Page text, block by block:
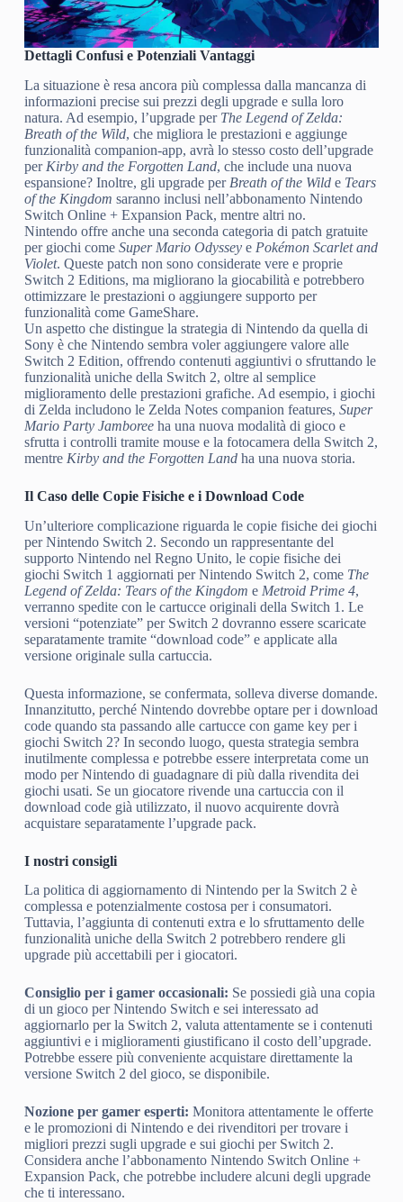
Dettagli Confusi e Potenziali Vantaggi
La situazione è resa ancora più complessa dalla mancanza di
informazioni precise sui prezzi degli upgrade e sulla loro
natura. Ad esempio, l’upgrade per The Legend of Zelda:
Breath of the Wild, che migliora le prestazioni e aggiunge
funzionalità companion-app, avrà lo stesso costo dell’upgrade
per Kirby and the Forgotten Land, che include una nuova
espansione? Inoltre, gli upgrade per Breath of the Wilde Tears
of the Kingdom saranno inclusi nell’abbonamento Nintendo
Switch Online + Expansion Pack, mentre altri no.
Nintendo offre anche una seconda categoria di patch gratuite
per giochi come Super Mario Odysseye Pokémon Scarlet and
Violet. Queste patch non sono considerate vere e proprie
Switch 2 Editions, ma migliorano la giocabilità e potrebbero
ottimizzare le prestazioni o aggiungere supporto per
funzionalità come GameShare.
Un aspetto che distingue la strategia di Nintendo da quella di
Sony è che Nintendo sembra voler aggiungere valore alle
Switch 2 Edition, offrendo contenuti aggiuntivi o sfruttando le
funzionalità uniche della Switch 2, oltre al semplice
miglioramento delle prestazioni grafiche. Ad esempio, i giochi
di Zelda includono le Zelda Notes companion features, Super
Mario Party Jamboreeha una nuova modalità di gioco e
sfrutta i controlli tramite mouse e la fotocamera della Switch 2,
mentre Kirby and the Forgotten Landha una nuova storia.
Il Caso delle Copie Fisiche e i Download Code
Un’ulteriore complicazione riguarda le copie fisiche dei giochi
per Nintendo Switch 2. Secondo un rappresentante del
supporto Nintendo nel Regno Unito, le copie fisiche dei
giochi Switch 1 aggiornati per Nintendo Switch 2, come The
Legend of Zelda: Tears of the Kingdom e Metroid Prime 4,
verranno spedite con le cartucce originali della Switch 1. Le
versioni “potenziate” per Switch 2 dovranno essere scaricate
separatamente tramite “download code” e applicate alla
versione originale sulla cartuccia.
Questa informazione, se confermata, solleva diverse domande.
Innanzitutto, perché Nintendo dovrebbe optare per i download
code quando sta passando alle cartucce con game key per i
giochi Switch 2? In secondo luogo, questa strategia sembra
inutilmente complessa e potrebbe essere interpretata come un
modo per Nintendo di guadagnare di più dalla rivendita dei
giochi usati. Se un giocatore rivende una cartuccia con il
download code già utilizzato, il nuovo acquirente dovrà
acquistare separatamente l’upgrade pack.
I nostri consigli
La politica di aggiornamento di Nintendo per la Switch 2 è
complessa e potenzialmente costosa per i consumatori.
Tuttavia, l’aggiunta di contenuti extra e lo sfruttamento delle
funzionalità uniche della Switch 2 potrebbero rendere gli
upgrade più accettabili per i giocatori.
Consiglio per i gamer occasionali: Se possiedi già una copia
di un gioco per Nintendo Switch e sei interessato ad
aggiornarlo per la Switch 2, valuta attentamente se i contenuti
aggiuntivi e i miglioramenti giustificano il costo dell’upgrade.
Potrebbe essere più conveniente acquistare direttamente la
versione Switch 2 del gioco, se disponibile.
Nozione per gamer esperti: Monitora attentamente le offerte
e le promozioni di Nintendo e dei rivenditori per trovare i
migliori prezzi sugli upgrade e sui giochi per Switch 2.
Considera anche l’abbonamento Nintendo Switch Online +
Expansion Pack, che potrebbe includere alcuni degli upgrade
che ti interessano.